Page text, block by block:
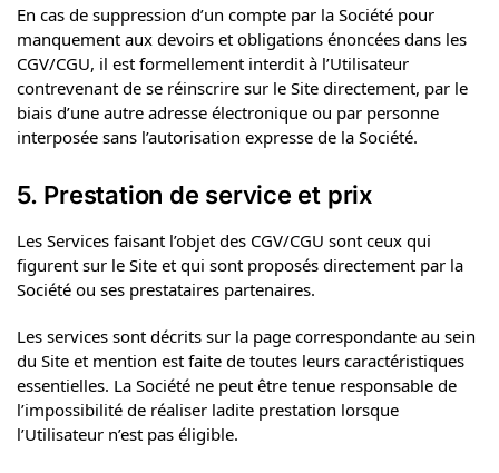
En cas de suppression d’un compte par la Société pour
manquement aux devoirs et obligations énoncées dans les
CGV/CGU, il est formellement interdit à l’Utilisateur
contrevenant de se réinscrire sur le Site directement, par le
biais d’une autre adresse électronique ou par personne
interposée sans l’autorisation expresse de la Société.
5. Prestation de service et prix
Les Services faisant l’objet des CGV/CGU sont ceux qui
figurent sur le Site et qui sont proposés directement par la
Société ou ses prestataires partenaires.
Les services sont décrits sur la page correspondante au sein
du Site et mention est faite de toutes leurs caractéristiques
essentielles. La Société ne peut être tenue responsable de
l’impossibilité de réaliser ladite prestation lorsque
l’Utilisateur n’est pas éligible.